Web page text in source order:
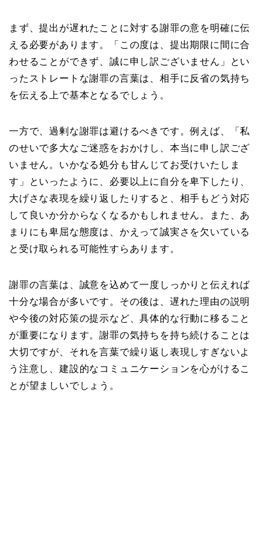
まず、提出が遅れたことに対する謝罪の意を明確に伝
える必要があります。「この度は、提出期限に間に合
わせることができず、誠に申し訳ございません」とい
ったストレートな謝罪の言葉は、相手に反省の気持ち
を伝える上で基本となるでしょう。
一方で、過剰な謝罪は避けるべきです。例えば、「私
のせいで多大なご迷惑をおかけし、本当に申し訳ござ
いません。いかなる処分も甘んじてお受けいたしま
す」といったように、必要以上に自分を卑下したり、
大げさな表現を繰り返したりすると、相手もどう対応
して良いか分からなくなるかもしれません。また、あ
まりにも卑屈な態度は、かえって誠実さを欠いている
と受け取られる可能性すらあります。
謝罪の言葉は、誠意を込めて一度しっかりと伝えれば
十分な場合が多いです。その後は、遅れた理由の説明
や今後の対応策の提示など、具体的な行動に移ること
が重要になります。謝罪の気持ちを持ち続けることは
大切ですが、それを言葉で繰り返し表現しすぎないよ
う注意し、建設的なコミュニケーションを心がけるこ
とが望ましいでしょう。